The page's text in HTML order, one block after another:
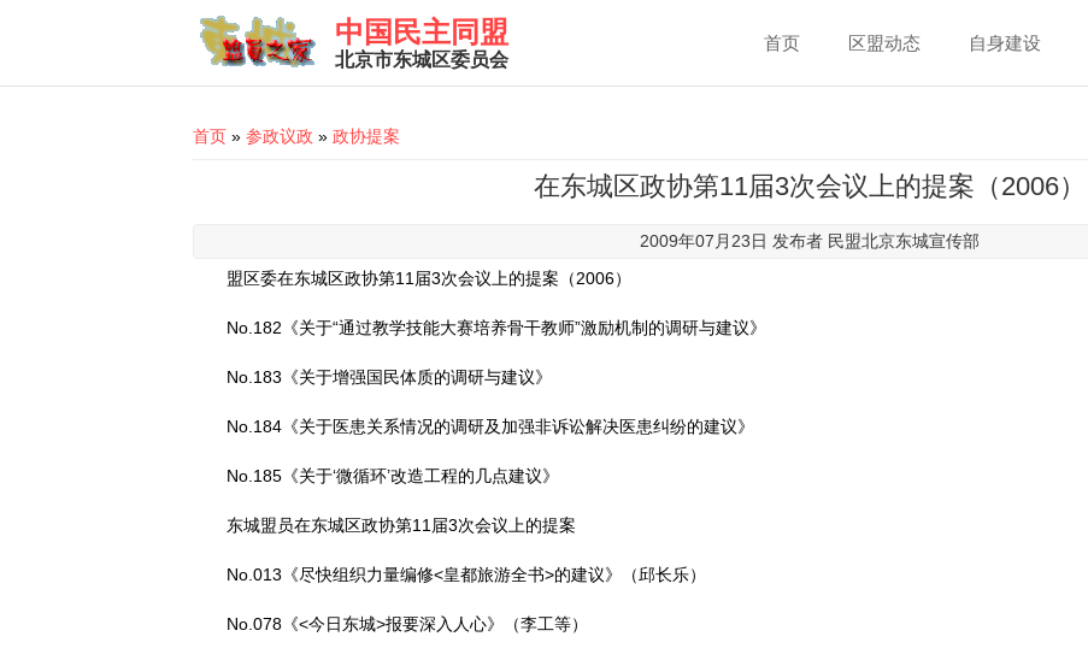
中国民主同盟
北京市东城区委员会
首页 区盟动态 自身建设
You are here
首页 » 参政议政 » 政协提案
在东城区政协第11届3次会议上的提案（2006）
2009年07月23日 发布者 民盟北京东城宣传部
盟区委在东城区政协第11届3次会议上的提案（2006）
No.182《关于“通过教学技能大赛培养骨干教师”激励机制的调研与建议》
No.183《关于增强国民体质的调研与建议》
No.184《关于医患关系情况的调研及加强非诉讼解决医患纠纷的建议》
No.185《关于‘微循环’改造工程的几点建议》
东城盟员在东城区政协第11届3次会议上的提案
No.013《尽快组织力量编修<皇都旅游全书>的建议》（邱长乐）
No.078《<今日东城>报要深入人心》（李工等）